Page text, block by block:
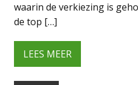
waarin de verkiezing is
de top […]
LEES MEER